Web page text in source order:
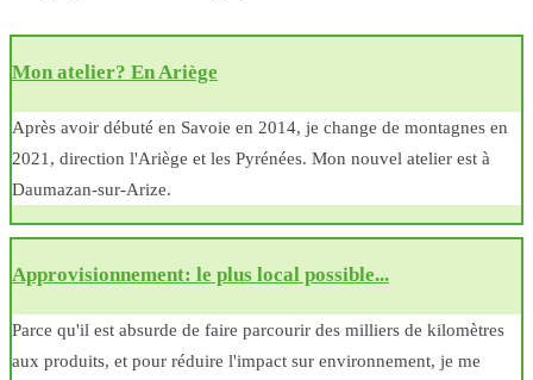
Mon atelier? En Ariège
Après avoir débuté en Savoie en 2014, je change de montagnes en
2021, direction l'Ariège et les Pyrénées. Mon nouvel atelier est à
Daumazan-sur-Arize.
Approvisionnement: le plus local possible...
Parce qu'il est absurde de faire parcourir des milliers de kilomètres
aux produits, et pour réduire l'impact sur environnement, je me